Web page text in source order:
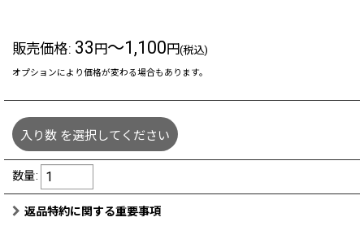
販売価格: 33円～1,100円(税込)
オプションにより価格が変わる場合もあります。
入り数 を選択してください
数量:
返品特約に関する重要事項